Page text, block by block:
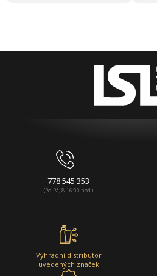
778 545 353
(Po-Pá, 8-16:00 hod.)
Výhradní distributor
uvedených značek